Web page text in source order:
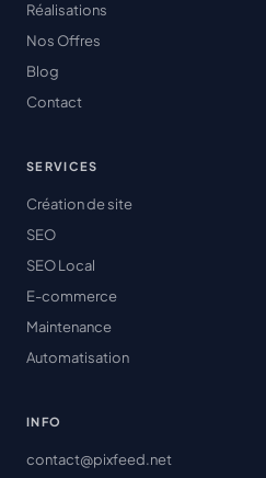
Réalisations
Nos Offres
Blog
Contact
SERVICES
Création de site
SEO
SEO Local
E-commerce
Maintenance
Automatisation
INFO
contact@pixfeed.net